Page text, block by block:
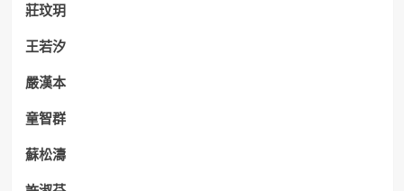
莊玟玥
王若汐
嚴漢本
童智群
蘇松濤